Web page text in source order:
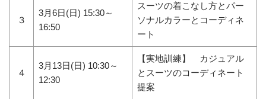
３
3月6日(日) 15:30～
16:50
スーツの着こなし方とパー
ソナルカラーとコーディネ
ート
４
3月13日(日) 10:30～
12:30
【実地訓練】 カジュアル
とスーツのコーディネート
提案